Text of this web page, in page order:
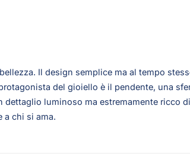
Il design semplice ma al tempo
del gioiello è il pendente, una
luminoso ma estremamente ricco
a chi si ama.